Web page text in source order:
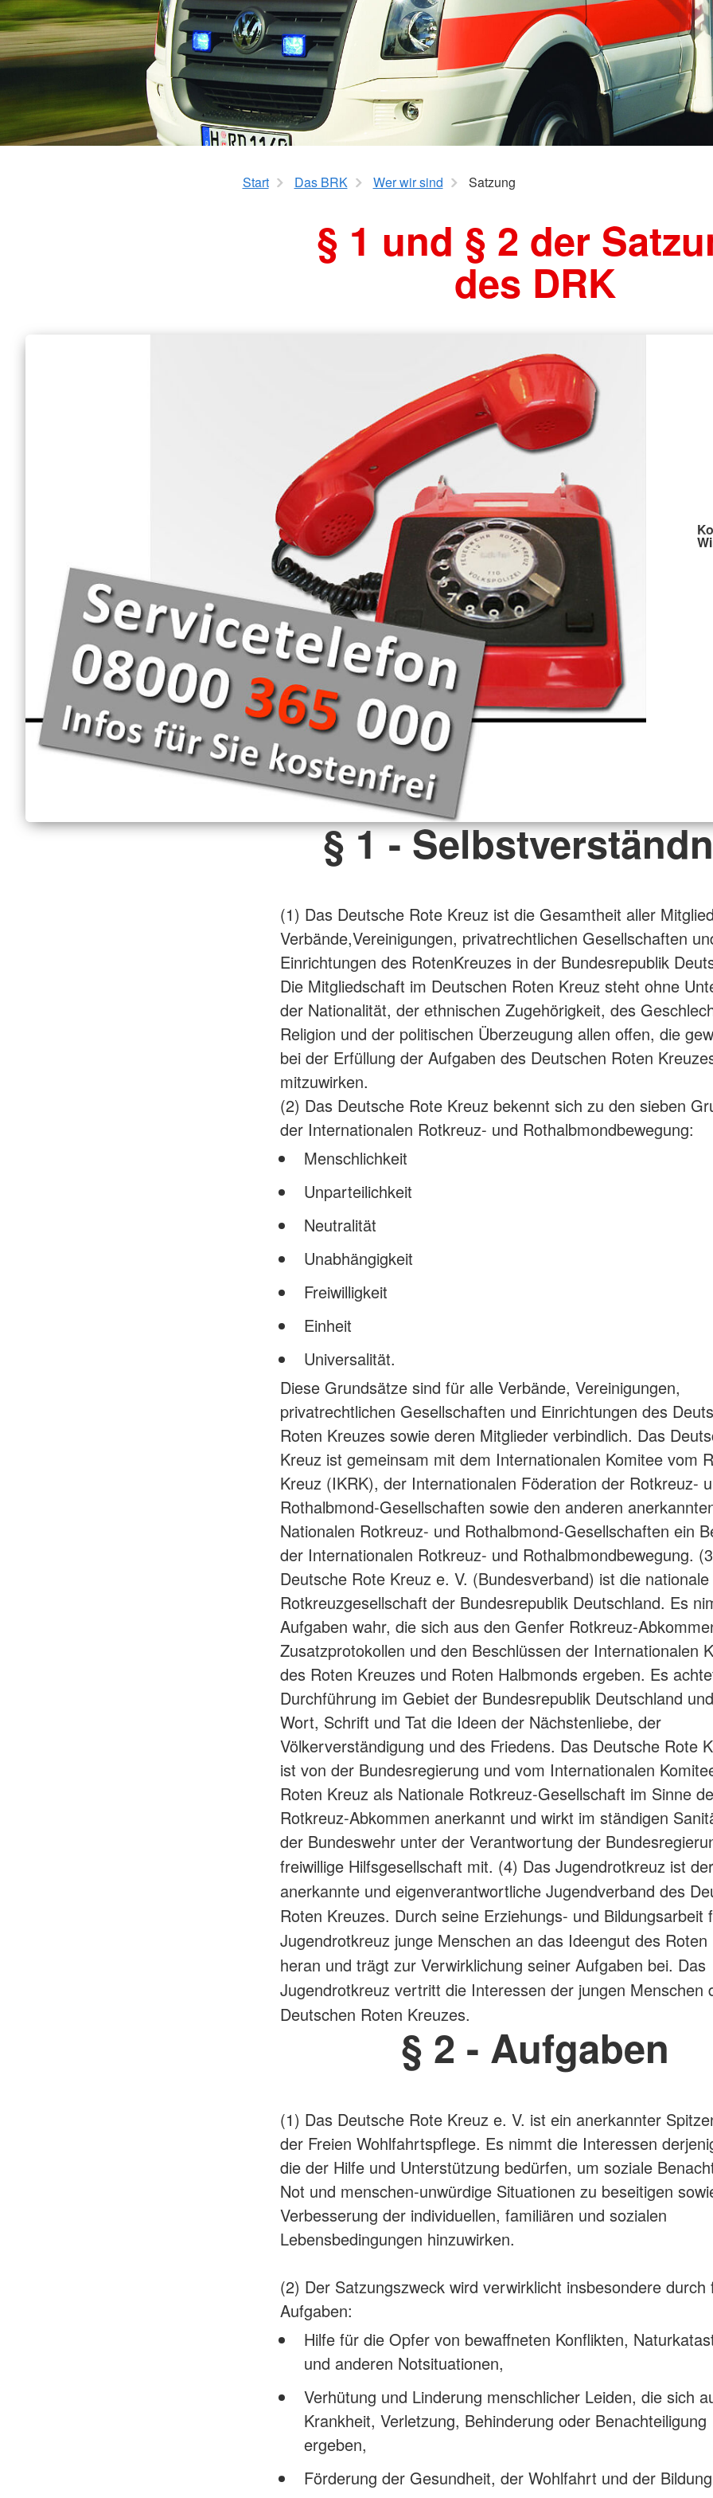
Start Das BRK Wer wir sind Satzung
§ 1 und § 2 der
des DRK
§ 1 -
(1) Das Deutsche Rote Kreuz ist die Gesamtheit aller
Verbände,Vereinigungen, privatrechtlichen Gesellschaften
Einrichtungen des RotenKreuzes in der Bundesrepublik
Die Mitgliedschaft im Deutschen Roten Kreuz steht ohne
der Nationalität, der ethnischen Zugehörigkeit, des
Religion und der politischen Überzeugung allen offen, die
bei der Erfüllung der Aufgaben des Deutschen Roten
mitzuwirken.
(2) Das Deutsche Rote Kreuz bekennt sich zu den sieben
der Internationalen Rotkreuz- und Rothalbmondbewegung:
Menschlichkeit
Unparteilichkeit
Neutralität
Unabhängigkeit
Freiwilligkeit
Einheit
Universalität.
Diese Grundsätze sind für alle Verbände, Vereinigungen,
privatrechtlichen Gesellschaften und Einrichtungen des
Roten Kreuzes sowie deren Mitglieder verbindlich. Das
Kreuz ist gemeinsam mit dem Internationalen Komitee vom
Kreuz (IKRK), der Internationalen Föderation der Rotkreuz-
Rothalbmond-Gesellschaften sowie den anderen
Nationalen Rotkreuz- und Rothalbmond-Gesellschaften ein
der Internationalen Rotkreuz- und Rothalbmondbewegung.
Deutsche Rote Kreuz e. V. (Bundesverband) ist die nationale
Rotkreuzgesellschaft der Bundesrepublik Deutschland. Es
Aufgaben wahr, die sich aus den Genfer Rotkreuz-
Zusatzprotokollen und den Beschlüssen der Internationalen
des Roten Kreuzes und Roten Halbmonds ergeben. Es
Durchführung im Gebiet der Bundesrepublik Deutschland
Wort, Schrift und Tat die Ideen der Nächstenliebe, der
Völkerverständigung und des Friedens. Das Deutsche Rote
ist von der Bundesregierung und vom Internationalen
Roten Kreuz als Nationale Rotkreuz-Gesellschaft im Sinne
Rotkreuz-Abkommen anerkannt und wirkt im ständigen
der Bundeswehr unter der Verantwortung der
freiwillige Hilfsgesellschaft mit. (4) Das Jugendrotkreuz ist der
anerkannte und eigenverantwortliche Jugendverband des
Roten Kreuzes. Durch seine Erziehungs- und Bildungsarbeit
Jugendrotkreuz junge Menschen an das Ideengut des Roten
heran und trägt zur Verwirklichung seiner Aufgaben bei. Das
Jugendrotkreuz vertritt die Interessen der jungen Menschen
Deutschen Roten Kreuzes.
§ 2 - Aufgaben
(1) Das Deutsche Rote Kreuz e. V. ist ein anerkannter
der Freien Wohlfahrtspflege. Es nimmt die Interessen
die der Hilfe und Unterstützung bedürfen, um soziale
Not und menschen-unwürdige Situationen zu beseitigen
Verbesserung der individuellen, familiären und sozialen
Lebensbedingungen hinzuwirken.
(2) Der Satzungszweck wird verwirklicht insbesondere durch
Aufgaben:
Hilfe für die Opfer von bewaffneten Konflikten,
und anderen Notsituationen,
Verhütung und Linderung menschlicher Leiden, die sich
Krankheit, Verletzung, Behinderung oder Benachteiligung
ergeben,
Förderung der Gesundheit, der Wohlfahrt und der